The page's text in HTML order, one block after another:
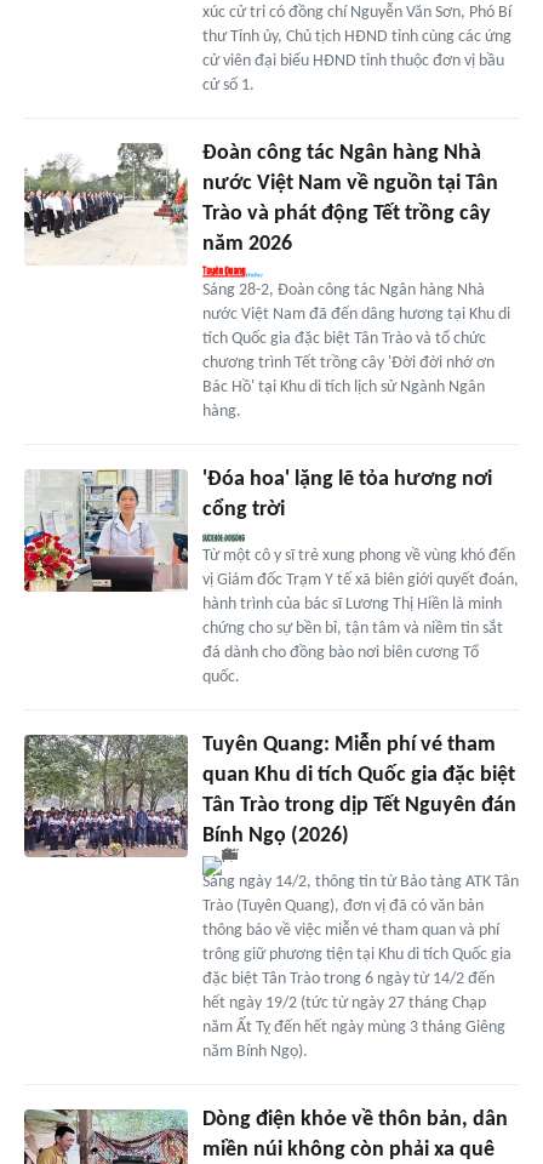
xúc cử tri có đồng chí Nguyễn Văn Sơn, Phó Bí
thư Tỉnh ủy, Chủ tịch HĐND tỉnh cùng các ứng
cử viên đại biểu HĐND tỉnh thuộc đơn vị bầu
cử số 1.
Đoàn công tác Ngân hàng Nhà
nước Việt Nam về nguồn tại Tân
Trào và phát động Tết trồng cây
năm 2026
Sáng 28-2, Đoàn công tác Ngân hàng Nhà
nước Việt Nam đã đến dâng hương tại Khu di
tích Quốc gia đặc biệt Tân Trào và tổ chức
chương trình Tết trồng cây 'Đời đời nhớ ơn
Bác Hồ' tại Khu di tích lịch sử Ngành Ngân
hàng.
'Đóa hoa' lặng lẽ tỏa hương nơi
cổng trời
Từ một cô y sĩ trẻ xung phong về vùng khó đến
vị Giám đốc Trạm Y tế xã biên giới quyết đoán,
hành trình của bác sĩ Lương Thị Hiền là minh
chứng cho sự bền bỉ, tận tâm và niềm tin sắt
đá dành cho đồng bào nơi biên cương Tổ
quốc.
Tuyên Quang: Miễn phí vé tham
quan Khu di tích Quốc gia đặc biệt
Tân Trào trong dịp Tết Nguyên đán
Bính Ngọ (2026)
Sáng ngày 14/2, thông tin từ Bảo tàng ATK Tân
Trào (Tuyên Quang), đơn vị đã có văn bản
thông báo về việc miễn vé tham quan và phí
trông giữ phương tiện tại Khu di tích Quốc gia
đặc biệt Tân Trào trong 6 ngày từ 14/2 đến
hết ngày 19/2 (tức từ ngày 27 tháng Chạp
năm Ất Tỵ đến hết ngày mùng 3 tháng Giêng
năm Bính Ngọ).
Dòng điện khỏe về thôn bản, dân
miền núi không còn phải xa quê